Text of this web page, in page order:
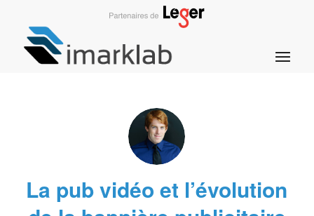
La pub vidéo et l’évolution